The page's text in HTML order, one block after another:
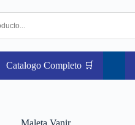
Catalogo Completo 🛒
Maleta Vanir